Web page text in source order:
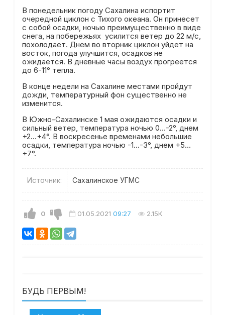
В понедельник погоду Сахалина испортит
очередной циклон с Тихого океана. Он принесет
с собой осадки, ночью преимущественно в виде
снега, на побережьях усилится ветер до 22 м/с,
похолодает. Днем во вторник циклон уйдет на
восток, погода улучшится, осадков не
ожидается. В дневные часы воздух прогреется
до 6-11° тепла.
В конце недели на Сахалине местами пройдут
дожди, температурный фон существенно не
изменится.
В Южно-Сахалинске 1 мая ожидаются осадки и
сильный ветер, температура ночью 0…-2°, днем
+2…+4°. В воскресенье временами небольшие
осадки, температура ночью -1…-3°, днем +5…
+7°.
Источник: Сахалинское УГМС
0 01.05.2021 09:27 2.15K
БУДЬ ПЕРВЫМ!